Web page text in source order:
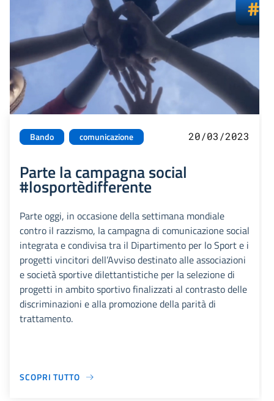
Bando comunicazione 20/03/2023
Parte la campagna social
#losportèdifferente
Parte oggi, in occasione della settimana mondiale
contro il razzismo, la campagna di comunicazione social
integrata e condivisa tra il Dipartimento per lo Sport e i
progetti vincitori dell’Avviso destinato alle associazioni
e società sportive dilettantistiche per la selezione di
progetti in ambito sportivo finalizzati al contrasto delle
discriminazioni e alla promozione della parità di
trattamento.
SCOPRI TUTTO